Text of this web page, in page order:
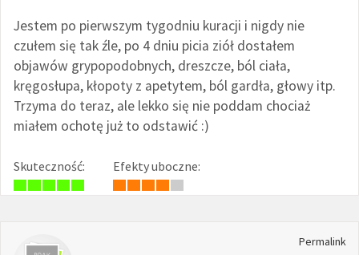
Jestem po pierwszym tygodniu kuracji i nigdy nie
czułem się tak źle, po 4 dniu picia ziół dostałem
objawów grypopodobnych, dreszcze, ból ciała,
kręgosłupa, kłopoty z apetytem, ból gardła, głowy itp.
Trzyma do teraz, ale lekko się nie poddam chociaż
miałem ochotę już to odstawić :)
Skuteczność: Efekty uboczne:
Permalink